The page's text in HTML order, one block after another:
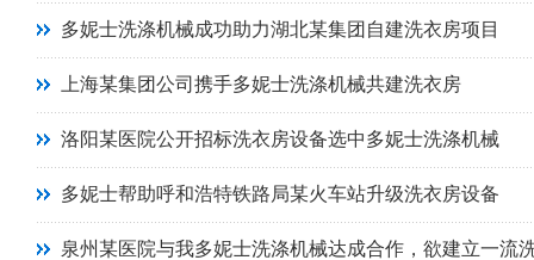
多妮士洗涤机械成功助力湖北某集团自建洗衣房项目
上海某集团公司携手多妮士洗涤机械共建洗衣房
洛阳某医院公开招标洗衣房设备选中多妮士洗涤机械
多妮士帮助呼和浩特铁路局某火车站升级洗衣房设备
泉州某医院与我多妮士洗涤机械达成合作，欲建立一流